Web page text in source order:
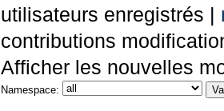
utilisateurs enregistrés |
contributions
Afficher les nouvelles
Namespace: